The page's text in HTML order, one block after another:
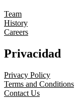
Team
History
Careers
Privacidad
Privacy Policy
Terms and Conditions
Contact Us